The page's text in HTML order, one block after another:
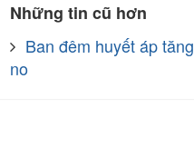
Những tin cũ hơn
Ban đêm huyết áp
no